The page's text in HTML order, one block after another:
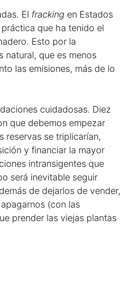
El fracking en Estados
que ha tenido el
Esto por la
natural, que es menos
las emisiones, más de lo
cuidadosas. Diez
que debemos empezar
reservas se triplicarían,
y financiar la mayor
intransigentes que
será inevitable seguir
de dejarlos de vender,
(con las
prender las viejas plantas